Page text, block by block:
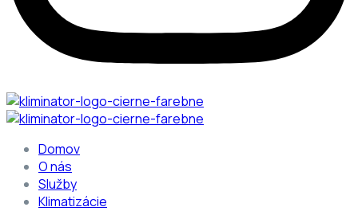
Domov
O nás
Služby
Klimatizácie